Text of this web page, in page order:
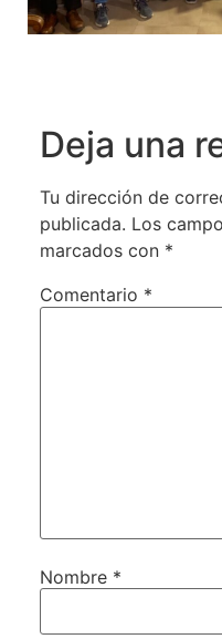
Deja una
Tu dirección de
publicada. Los
marcados con *
Comentario *
Nombre *